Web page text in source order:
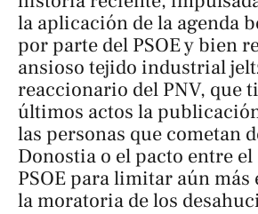
la aplicación de la agenda
por parte del PSOE y bien
ansioso tejido industrial
reaccionario del PNV, que
últimos actos la
las personas que cometan
Donostia o el pacto entre el
PSOE para limitar aún más
la moratoria de los